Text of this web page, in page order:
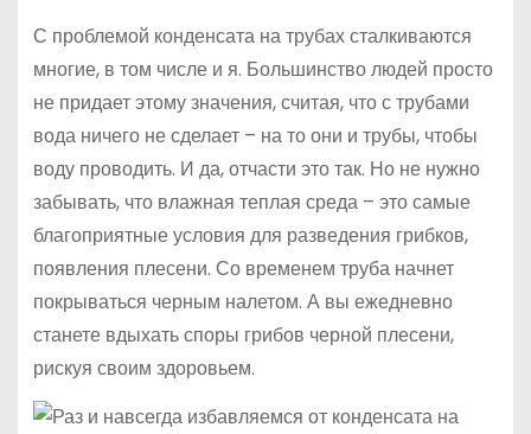
С проблемой конденсата на трубах сталкиваются
многие, в том числе и я. Большинство людей просто
не придает этому значения, считая, что с трубами
вода ничего не сделает – на то они и трубы, чтобы
воду проводить. И да, отчасти это так. Но не нужно
забывать, что влажная теплая среда – это самые
благоприятные условия для разведения грибков,
появления плесени. Со временем труба начнет
покрываться черным налетом. А вы ежедневно
станете вдыхать споры грибов черной плесени,
рискуя своим здоровьем.